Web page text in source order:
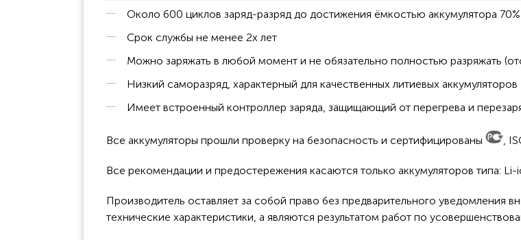
Около 600 циклов заряд-разряд до достижения ёмкостью аккумулятора 70%
Срок службы не менее 2х лет
Можно заряжать в любой момент и не обязательно полностью разряжать
Низкий саморазряд, характерный для качественных литиевых аккумуляторов
Имеет встроенный контроллер заряда, защищающий от перегрева и
Все аккумуляторы прошли проверку на безопасность и сертифицированы ,
Все рекомендации и предостережения касаются только аккумуляторов типа:
Производитель оставляет за собой право без предварительного уведомления
технические характеристики, а являются результатом работ по